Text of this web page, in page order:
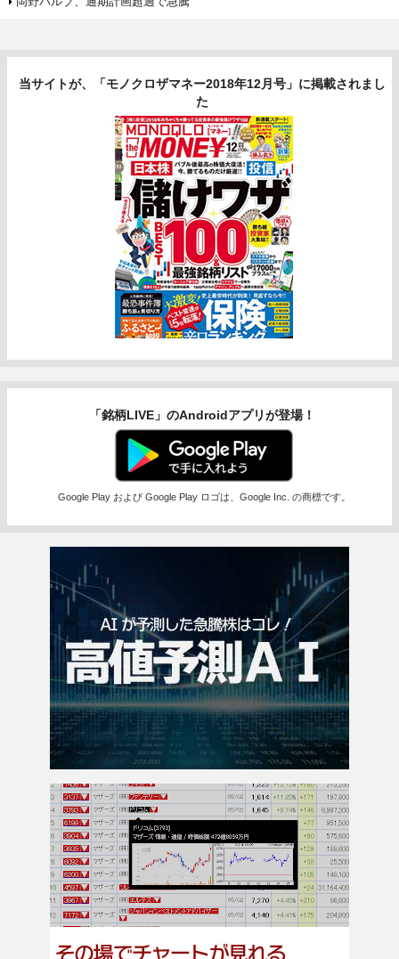
当サイトが、「モノクロザマネー2018年12月号」に掲載されまし
た
「銘柄LIVE」のAndroidアプリが登場！
Google Play および Google Play ロゴは、Google Inc. の商標です。